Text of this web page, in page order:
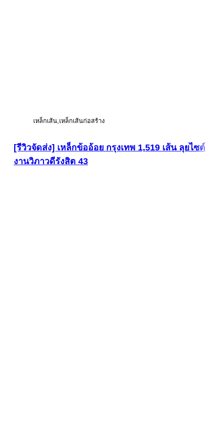
เหล็กเส้น เหล็กเส้นก่อสร้าง
[รีวิวจัดส่ง] เหล็กข้ออ้อย กรุงเทพ 1,519 เส้น ลุยไซต์
งานวิภาวดีรังสิต 43